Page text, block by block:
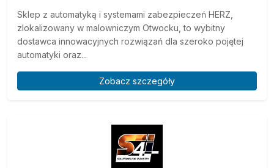
Sklep z automatyką i systemami zabezpieczeń HERZ,
zlokalizowany w malowniczym Otwocku, to wybitny
dostawca innowacyjnych rozwiązań dla szeroko pojętej
automatyki oraz...
Zobacz szczegóły